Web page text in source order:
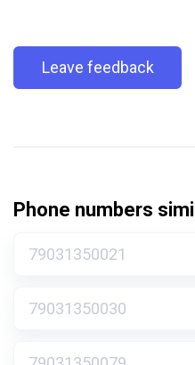
Leave feedback
Phone numbers
79031350021
79031350030